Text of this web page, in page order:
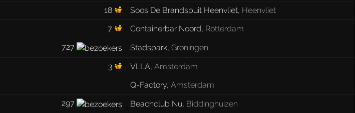
18 Soos De Brandspuit Heenvliet, Heenvliet
7 Containerbar Noord, Rotterdam
727 Stadspark, Groningen
3 VLLA, Amsterdam
Q-Factory, Amsterdam
297 Beachclub Nu, Biddinghuizen